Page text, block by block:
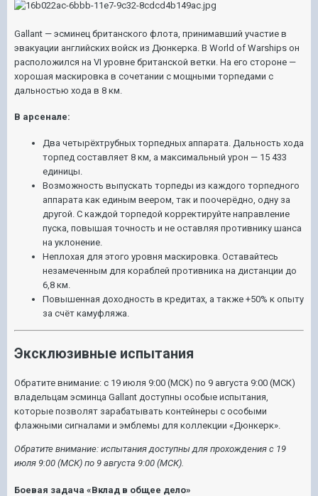
Gallant — эсминец британского флота, принимавший участие в
эвакуации английских войск из Дюнкерка. В World of Warships он
расположился на VI уровне британской ветки. На его стороне —
хорошая маскировка в сочетании с мощными торпедами с
дальностью хода в 8 км.
В арсенале:
Два четырёхтрубных торпедных аппарата. Дальность хода
торпед составляет 8 км, а максимальный урон — 15 433
единицы.
Возможность выпускать торпеды из каждого торпедного
аппарата как единым веером, так и поочерёдно, одну за
другой. С каждой торпедой корректируйте направление
пуска, повышая точность и не оставляя противнику шанса
на уклонение.
Неплохая для этого уровня маскировка. Оставайтесь
незамеченным для кораблей противника на дистанции до
6,8 км.
Повышенная доходность в кредитах, а также +50% к опыту
за счёт камуфляжа.
Эксклюзивные испытания
Обратите внимание: с 19 июля 9:00 (МСК) по 9 августа 9:00 (МСК)
владельцам эсминца Gallant доступны особые испытания,
которые позволят зарабатывать контейнеры с особыми
флажными сигналами и эмблемы для коллекции «Дюнкерк».
Обратите внимание: испытания доступны для прохождения с 19
июля 9:00 (МСК) по 9 августа 9:00 (МСК).
Боевая задача «Вклад в общее дело»